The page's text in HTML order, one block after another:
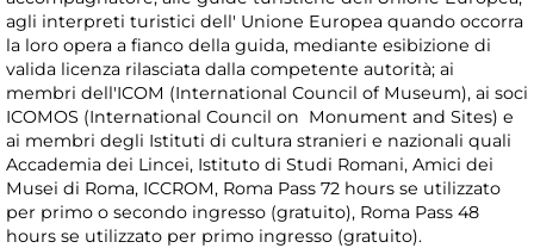
agli interpreti turistici dell' Unione Europea quando occorra
la loro opera a fianco della guida, mediante esibizione di
valida licenza rilasciata dalla competente autorità; ai
membri dell'ICOM (International Council of Museum), ai soci
ICOMOS (International Council on Monument and Sites) e
ai membri degli Istituti di cultura stranieri e nazionali quali
Accademia dei Lincei, Istituto di Studi Romani, Amici dei
Musei di Roma, ICCROM, Roma Pass 72 hours se utilizzato
per primo o secondo ingresso (gratuito), Roma Pass 48
hours se utilizzato per primo ingresso (gratuito).